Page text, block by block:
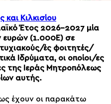
Κιλκισίου
Έτος 2026-2027 μία
ευρών (1.000Ε) σε
ές φοιτητές/
Ιδρύματα, οι οποίοι/ες
της Ιεράς Μητροπόλεως
αυτής.
έχουν οι παρακάτω